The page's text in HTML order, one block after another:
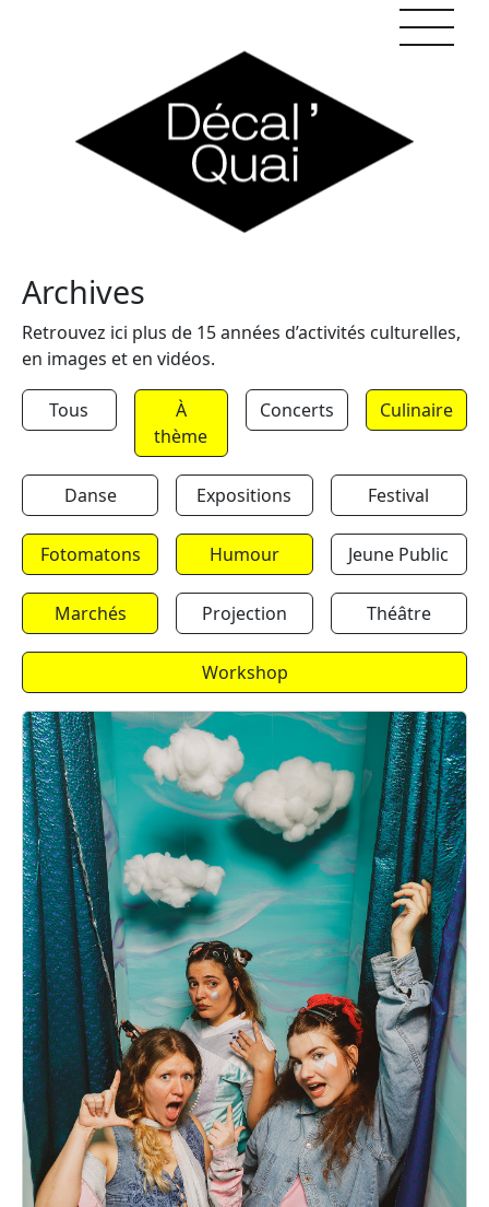
Archives
Retrouvez ici plus de 15 années d’activités culturelles,
en images et en vidéos.
Tous
À
thème
Concerts Culinaire
Danse Expositions Festival
Fotomatons Humour Jeune Public
Marchés Projection Théâtre
Workshop